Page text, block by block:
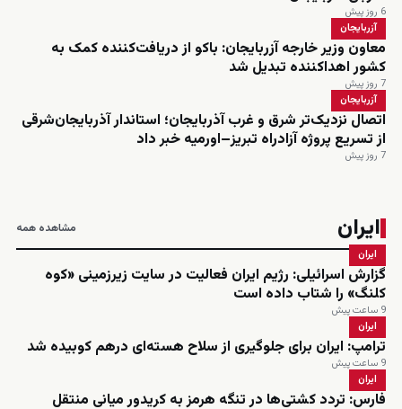
6 روز پیش
آزربایجان
معاون وزیر خارجه آزربایجان: باکو از دریافت‌کننده کمک به
کشور اهداکننده تبدیل شد
7 روز پیش
آزربایجان
اتصال نزدیک‌تر شرق و غرب آذربایجان؛ استاندار آذربایجان‌شرقی
از تسریع پروژه آزادراه تبریز–اورمیه خبر داد
7 روز پیش
ایران مشاهده همه
ایران
گزارش اسرائیلی: رژیم ایران فعالیت در سایت زیرزمینی «کوه
کلنگ» را شتاب داده است
9 ساعت پیش
ایران
ترامپ: ایران برای جلوگیری از سلاح هسته‌ای درهم کوبیده شد
9 ساعت پیش
ایران
فارس: تردد کشتی‌ها در تنگه هرمز به کریدور میانی منتقل